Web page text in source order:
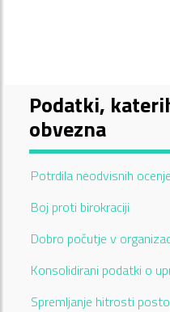
Podatki,
obvezna
Potrdila neodvisnih
Boj proti birokraciji
Dobro počutje v
Konsolidirani podatki o
Spremljanje hitrosti